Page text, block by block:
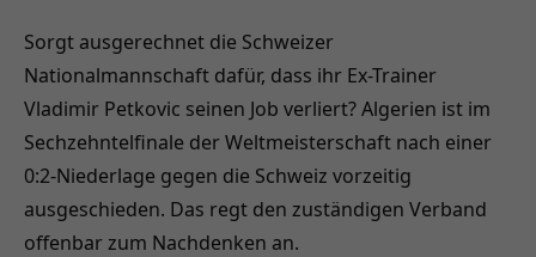
Sorgt ausgerechnet die Schweizer
Nationalmannschaft dafür, dass ihr Ex-Trainer
Vladimir Petkovic seinen Job verliert? Algerien ist im
Sechzehntelfinale der Weltmeisterschaft nach einer
0:2-Niederlage gegen die Schweiz vorzeitig
ausgeschieden. Das regt den zuständigen Verband
offenbar zum Nachdenken an.